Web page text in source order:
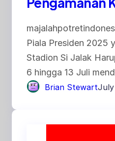
Harupat
Piala Presiden 2025
Stadion Si Jalak
6 hingga 13 Juli
Brian StewartJuly